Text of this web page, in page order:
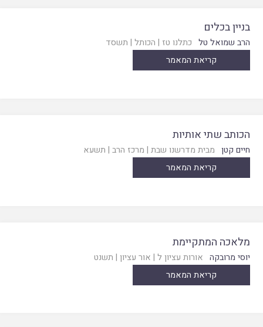
בניין בכלים
הרב שמואל טל כתלנו טז | הכותל | תשסד
קריאת המאמר
הכותב שתי אותיות
חיים קטן מבית מדרשנו שבת | מרכז הרב | תשעא
קריאת המאמר
מלאכה המתקיימת
יוסי מרובקה אורות עציון ל | אור עציון | תשנט
קריאת המאמר